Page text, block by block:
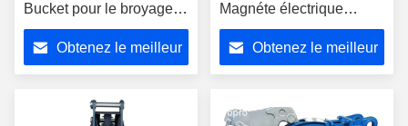
Bucket pour le broyage
des roches
Obtenez le meilleur
Magnéte électrique
Magnéte de levage de
déchets métalliques
Obtenez le meilleur